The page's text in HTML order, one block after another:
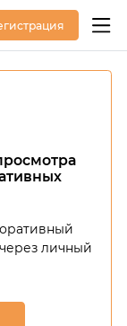
личный